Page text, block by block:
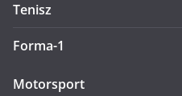
Tenisz
Forma-1
Motorsport